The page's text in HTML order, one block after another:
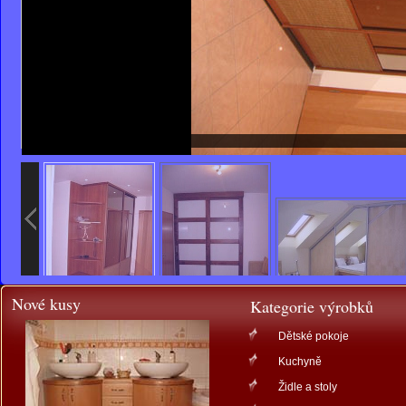
Nové kusy Kategorie výrobků
Dětské pokoje
Kuchyně
Židle a stoly